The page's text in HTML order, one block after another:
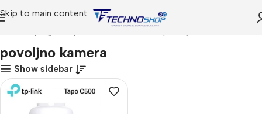
Skip to main content
povoljno kamera
Show sidebar